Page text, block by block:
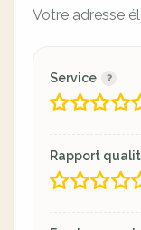
Votre adresse
Service
Rapport